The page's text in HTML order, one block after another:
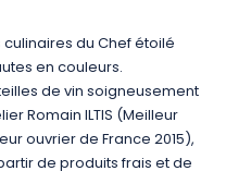
du Chef étoilé
en couleurs.
de vin soigneusement
Romain ILTIS (Meilleur
ouvrier de France 2015),
de produits frais et de